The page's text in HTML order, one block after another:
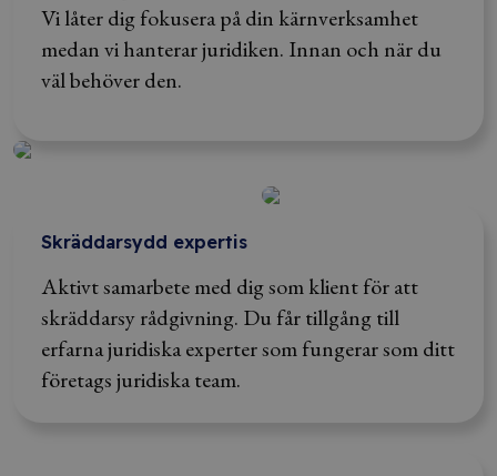
Vi låter dig fokusera på din kärnverksamhet
medan vi hanterar juridiken. Innan och när du
väl behöver den.
Skräddarsydd expertis
Aktivt samarbete med dig som klient för att
skräddarsy rådgivning. Du får tillgång till
erfarna juridiska experter som fungerar som ditt
företags juridiska team.